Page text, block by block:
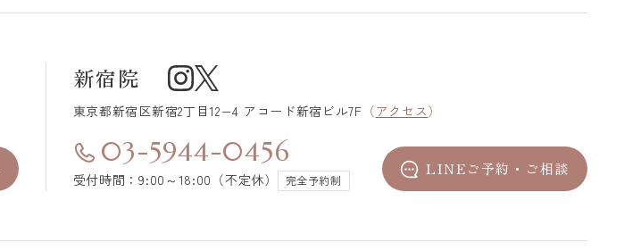
新宿院
東京都新宿区新宿2丁目12−4 アコード新宿ビル7F （アクセス）
03-5944-0456
受付時間：9:00～18:00（不定休） 完全予約制
LINEご予約・ご相談